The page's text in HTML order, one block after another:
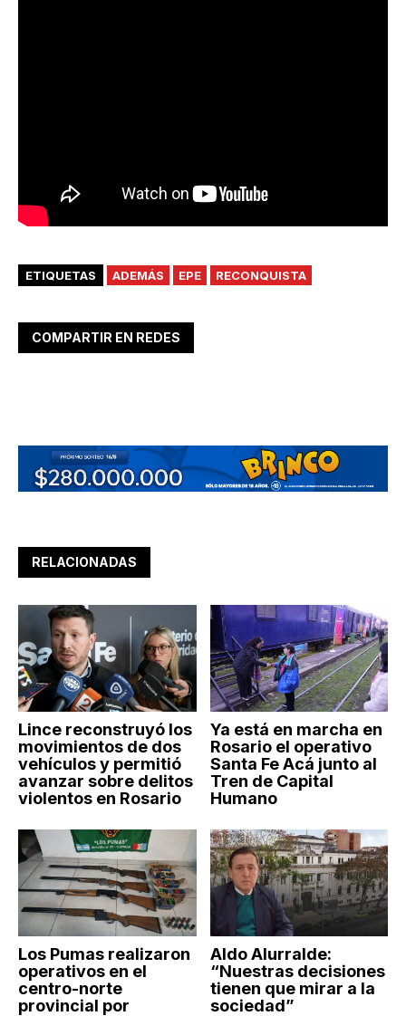
ETIQUETAS ADEMÁS EPE RECONQUISTA
COMPARTIR EN REDES
RELACIONADAS
Lince reconstruyó los
movimientos de dos
vehículos y permitió
avanzar sobre delitos
violentos en Rosario
Ya está en marcha en
Rosario el operativo
Santa Fe Acá junto al
Tren de Capital
Humano
Los Pumas realizaron
operativos en el
centro-norte
provincial por
Aldo Alurralde:
“Nuestras decisiones
tienen que mirar a la
sociedad”